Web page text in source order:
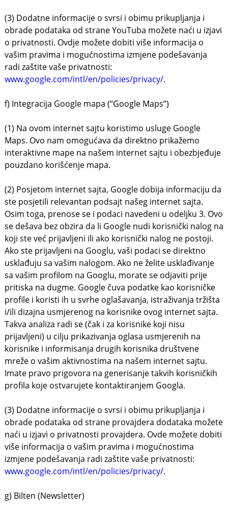
(3) Dodatne informacije o svrsi i obimu prikupljanja i
obrade podataka od strane YouTuba možete naći u izjavi
o privatnosti. Ovdje možete dobiti više informacija o
vašim pravima i mogućnostima izmjene podešavanja
radi zaštite vaše privatnosti:
www.google.com/intl/en/policies/privacy/.
f) Integracija Google mapa (“Google Maps”)
(1) Na ovom internet sajtu koristimo usluge Google
Maps. Ovo nam omogućava da direktno prikažemo
interaktivne mape na našem internet sajtu i obezbjeđuje
pouzdano korišćenje mapa.
(2) Posjetom internet sajta, Google dobija informaciju da
ste posjetili relevantan podsajt našeg internet sajta.
Osim toga, prenose se i podaci navedeni u odeljku 3. Ovo
se dešava bez obzira da li Google nudi korisnički nalog na
koji ste već prijavljeni ili ako korisnički nalog ne postoji.
Ako ste prijavljeni na Googlu, vaši podaci se direktno
usklađuju sa vašim nalogom. Ako ne želite usklađivanje
sa vašim profilom na Googlu, morate se odjaviti prije
pritiska na dugme. Google čuva podatke kao korisničke
profile i koristi ih u svrhe oglašavanja, istraživanja tržišta
i/ili dizajna usmjerenog na korisnike ovog internet sajta.
Takva analiza radi se (čak i za korisnike koji nisu
prijavljeni) u cilju prikazivanja oglasa usmjerenih na
korisnike i informisanja drugih korisnika društvene
mreže o vašim aktivnostima na našem internet sajtu.
Imate pravo prigovora na generisanje takvih korisničkih
profila koje ostvarujete kontaktiranjem Googla.
(3) Dodatne informacije o svrsi i obimu prikupljanja i
obrade podataka od strane provajdera dodataka možete
naći u izjavi o privatnosti provajdera. Ovde možete dobiti
više informacija o vašim pravima i mogućnostima
izmjene podešavanja radi zaštite vaše privatnosti:
www.google.com/intl/en/policies/privacy/.
g) Bilten (Newsletter)